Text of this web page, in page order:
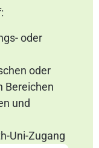
oder
oder
Bereichen
und
Uni-Zugang